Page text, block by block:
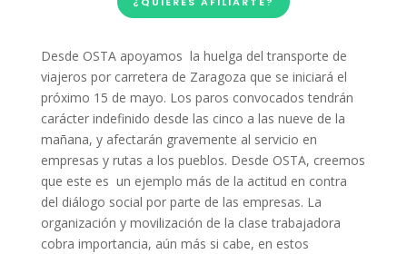
Desde OSTA apoyamos la huelga del transporte de
viajeros por carretera de Zaragoza que se iniciará el
próximo 15 de mayo. Los paros convocados tendrán
carácter indefinido desde las cinco a las nueve de la
mañana, y afectarán gravemente al servicio en
empresas y rutas a los pueblos. Desde OSTA, creemos
que este es un ejemplo más de la actitud en contra
del diálogo social por parte de las empresas. La
organización y movilización de la clase trabajadora
cobra importancia, aún más si cabe, en estos